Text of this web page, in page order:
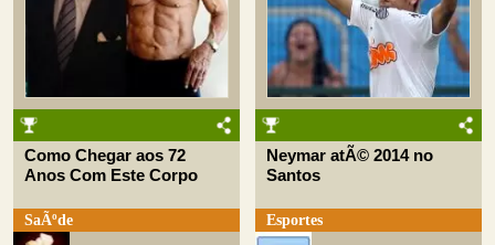
Como Chegar aos 72
Anos Com Este Corpo
SaÃºde
Neymar atÃ© 2014 no
Santos
Esportes